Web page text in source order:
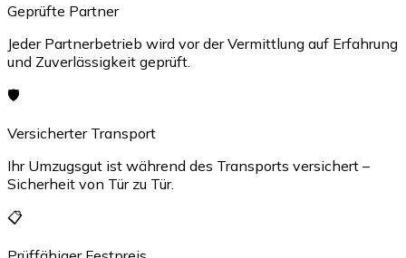
Geprüfte Partner
Jeder Partnerbetrieb wird vor der Vermittlung auf Erfahrung
und Zuverlässigkeit geprüft.
🛡️
Versicherter Transport
Ihr Umzugsgut ist während des Transports versichert –
Sicherheit von Tür zu Tür.
📋